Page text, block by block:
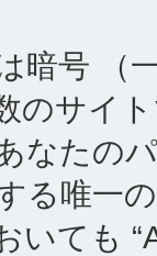
暗号 （
のサイ
なたの
る唯一
いても